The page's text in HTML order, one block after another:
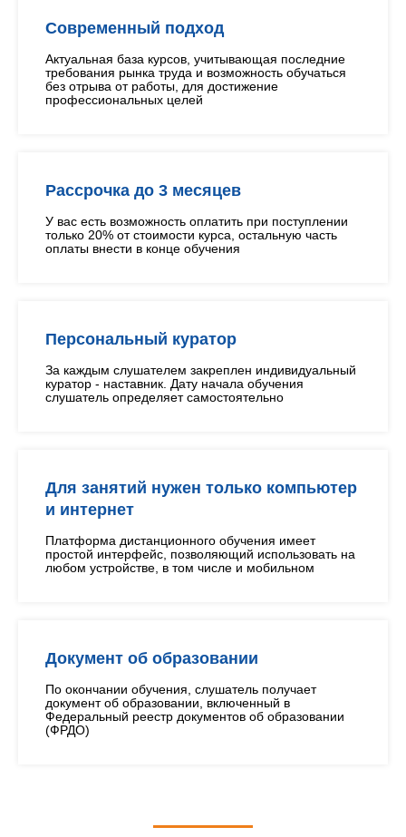
Современный подход
Актуальная база курсов, учитывающая последние
требования рынка труда и возможность обучаться
без отрыва от работы, для достижение
профессиональных целей
Рассрочка до 3 месяцев
У вас есть возможность оплатить при поступлении
только 20% от стоимости курса, остальную часть
оплаты внести в конце обучения
Персональный куратор
За каждым слушателем закреплен индивидуальный
куратор - наставник. Дату начала обучения
слушатель определяет самостоятельно
Для занятий нужен только компьютер
и интернет
Платформа дистанционного обучения имеет
простой интерфейс, позволяющий использовать на
любом устройстве, в том числе и мобильном
Документ об образовании
По окончании обучения, слушатель получает
документ об образовании, включенный в
Федеральный реестр документов об образовании
(ФРДО)